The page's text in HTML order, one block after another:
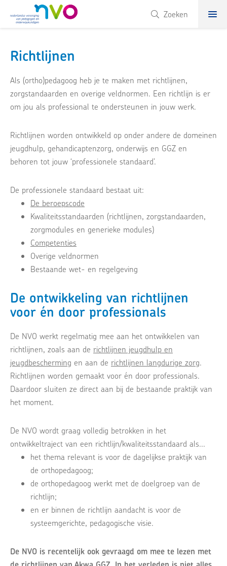
NVO Zoeken
Richtlijnen
Als (ortho)pedagoog heb je te maken met richtlijnen,
zorgstandaarden en overige veldnormen. Een richtlijn is er
om jou als professional te ondersteunen in jouw werk.
Richtlijnen worden ontwikkeld op onder andere de domeinen
jeugdhulp, gehandicaptenzorg, onderwijs en GGZ en
behoren tot jouw ‘professionele standaard’.
De professionele standaard bestaat uit:
De beroepscode
Kwaliteitsstandaarden (richtlijnen, zorgstandaarden,
zorgmodules en generieke modules)
Competenties
Overige veldnormen
Bestaande wet- en regelgeving
De ontwikkeling van richtlijnen
voor én door professionals
De NVO werkt regelmatig mee aan het ontwikkelen van
richtlijnen, zoals aan de richtlijnen jeugdhulp en
jeugdbescherming en aan de richtlijnen langdurige zorg.
Richtlijnen worden gemaakt voor én door professionals.
Daardoor sluiten ze direct aan bij de bestaande praktijk van
het moment.
De NVO wordt graag volledig betrokken in het
ontwikkeltraject van een richtlijn/kwaliteitsstandaard als...
het thema relevant is voor de dagelijkse praktijk van
de orthopedagoog;
de orthopedagoog werkt met de doelgroep van de
richtlijn;
en er binnen de richtlijn aandacht is voor de
systeemgerichte, pedagogische visie.
De NVO is recentelijk ook gevraagd om mee te lezen met